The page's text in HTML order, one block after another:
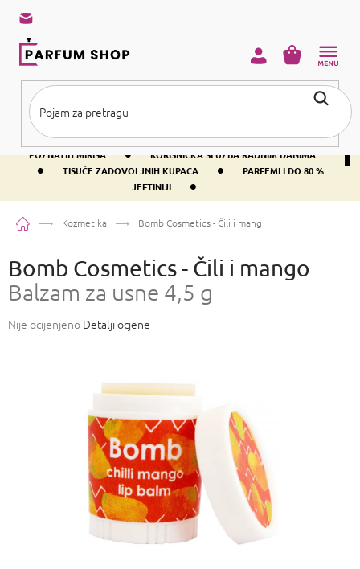
sadržaj
BESPLATNA DOSTAVA IZNAD PRIBLIŽNO 37 € •
400+ SVJETSKI
POZNATIH MIRISA
• KORISNIČKA SLUŽBA RADNIM DANIMA
• TISUĆE ZADOVOLJNIH KUPACA •
PARFEMI I DO 80 %
JEFTINIJI
•
KOŠARICA
PočetnaKozmetika Bomb Cosmetics - Čili i mango
Bomb Cosmetics - Čili i mango
Balzam za usne 4,5 g
Prosječna
Nije ocijenjeno Detalji ocjene